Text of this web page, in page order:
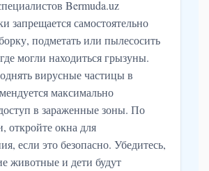
Bermuda.uz
запрещается самостоятельно
подметать или пылесосить
могли находиться грызуны.
вирусные частицы в
максимально
в зараженные зоны. По
откройте окна для
если это безопасно. Убедитесь,
животные и дети будут